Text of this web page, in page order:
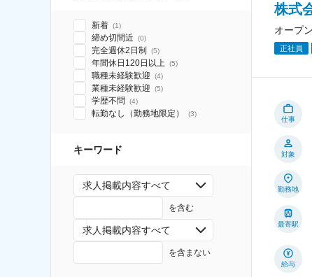
新着 (1)
締め切間近 (0)
完全週休2日制 (5)
年間休日120日以上 (5)
職種未経験歓迎 (4)
業種未経験歓迎 (5)
学歴不問 (4)
転勤なし（勤務地限定） (3)
キーワード
求人掲載内容すべて
を含む
求人掲載内容すべて
を含まない
株式
オープ
正社員
仕事
対象
勤務地
最寄駅
給与